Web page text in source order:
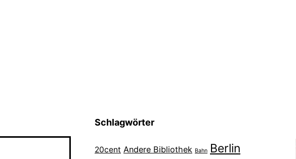
Schlagwörter
20cent Andere Bibliothek Bahn Berlin